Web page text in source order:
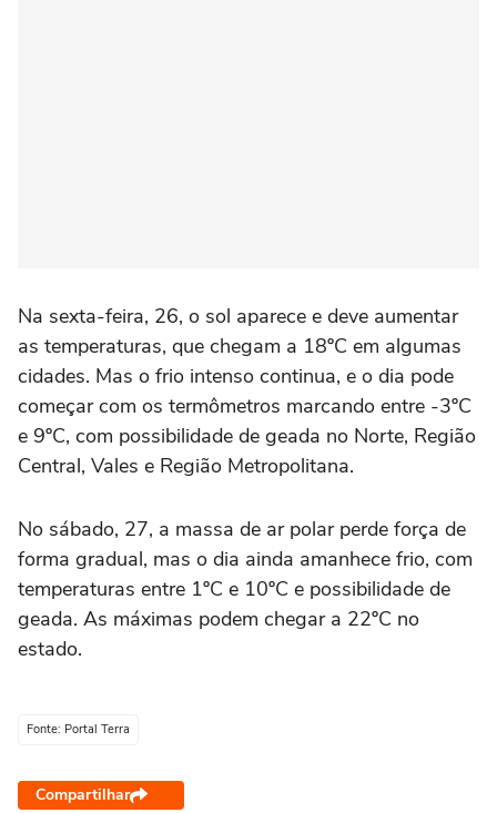
Na sexta-feira, 26, o sol aparece e deve aumentar
as temperaturas, que chegam a 18ºC em algumas
cidades. Mas o frio intenso continua, e o dia pode
começar com os termômetros marcando entre -3ºC
e 9ºC, com possibilidade de geada no Norte, Região
Central, Vales e Região Metropolitana.
No sábado, 27, a massa de ar polar perde força de
forma gradual, mas o dia ainda amanhece frio, com
temperaturas entre 1ºC e 10ºC e possibilidade de
geada. As máximas podem chegar a 22ºC no
estado.
Fonte: Portal Terra
Compartilhar